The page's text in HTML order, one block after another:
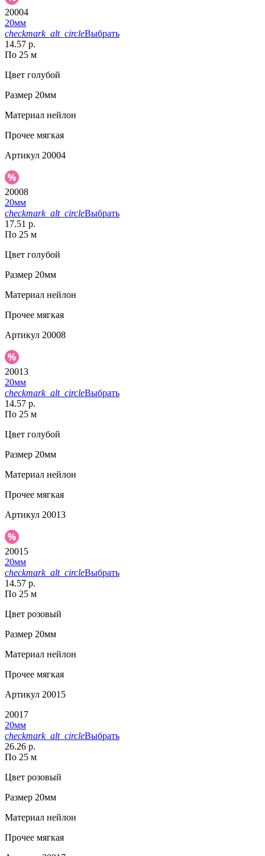
20004
20мм
checkmark_alt_circleВыбрать
14.57 р.
По 25 м
Цвет голубой
Размер 20мм
Материал нейлон
Прочее мягкая
Артикул 20004
20008
20мм
checkmark_alt_circleВыбрать
17.51 р.
По 25 м
Цвет голубой
Размер 20мм
Материал нейлон
Прочее мягкая
Артикул 20008
20013
20мм
checkmark_alt_circleВыбрать
14.57 р.
По 25 м
Цвет голубой
Размер 20мм
Материал нейлон
Прочее мягкая
Артикул 20013
20015
20мм
checkmark_alt_circleВыбрать
14.57 р.
По 25 м
Цвет розовый
Размер 20мм
Материал нейлон
Прочее мягкая
Артикул 20015
20017
20мм
checkmark_alt_circleВыбрать
26.26 р.
По 25 м
Цвет розовый
Размер 20мм
Материал нейлон
Прочее мягкая